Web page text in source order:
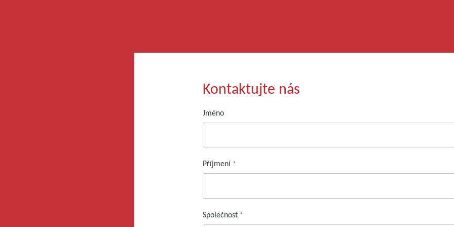
Kontaktujte nás
Jméno
Příjmení *
Společnost *